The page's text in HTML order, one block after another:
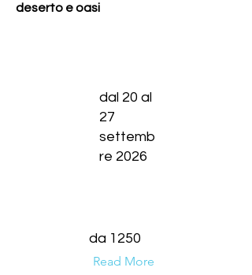
deserto e oasi
dal 20 al
27
settemb
re 2026
da 1250
Read More